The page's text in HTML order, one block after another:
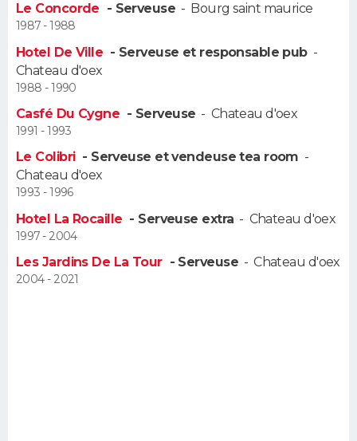
Le Concorde - Serveuse - Bourg saint maurice
1987 - 1988
Hotel De Ville - Serveuse et responsable pub-
Chateau d'oex
1988 - 1990
Casfé Du Cygne - Serveuse - Chateau d'oex
1991 - 1993
Le Colibri - Serveuse et vendeuse tea room -
Chateau d'oex
1993 - 1996
Hotel La Rocaille - Serveuse extra - Chateau d'oex
1997 - 2004
Les Jardins De La Tour - Serveuse-Chateau d'oex
2004 - 2021